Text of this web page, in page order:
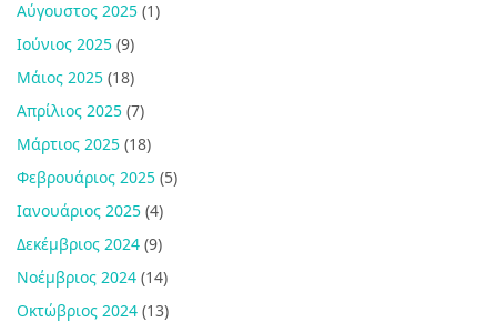
Αύγουστος 2025 (1)
Ιούνιος 2025 (9)
Μάιος 2025 (18)
Απρίλιος 2025 (7)
Μάρτιος 2025 (18)
Φεβρουάριος 2025 (5)
Ιανουάριος 2025 (4)
Δεκέμβριος 2024 (9)
Νοέμβριος 2024 (14)
Οκτώβριος 2024 (13)